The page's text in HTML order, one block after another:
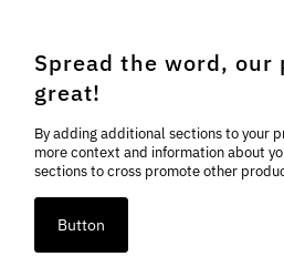
Spread the word, our
great!
By adding additional sections to your
more context and information about
sections to cross promote other
Button